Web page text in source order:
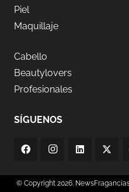
Piel
Maquillaje
Cabello
Beautylovers
Profesionales
SÍGUENOS
© Copyright 2026.